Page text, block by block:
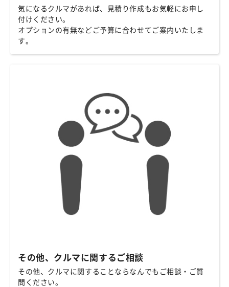
気になるクルマがあれば、見積り作成もお気軽にお申し
付けください。
オプションの有無などご予算に合わせてご案内いたしま
す。
その他、クルマに関するご相談
その他、クルマに関することならなんでもご相談・ご質
問ください。